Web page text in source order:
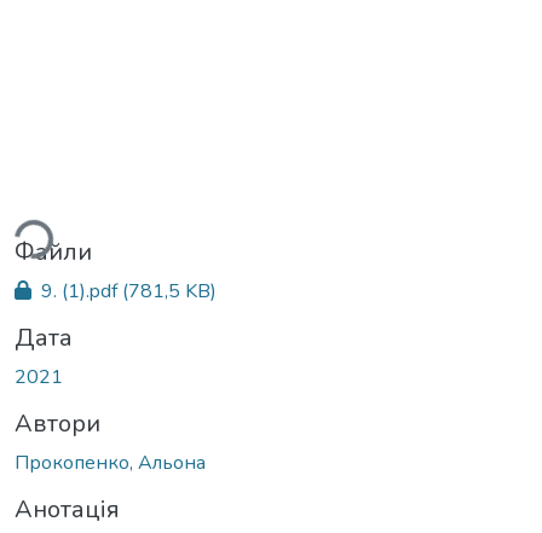
Файли
9. (1).pdf(781,5 KB)
Дата
2021
Автори
Прокопенко, Альона
Анотація